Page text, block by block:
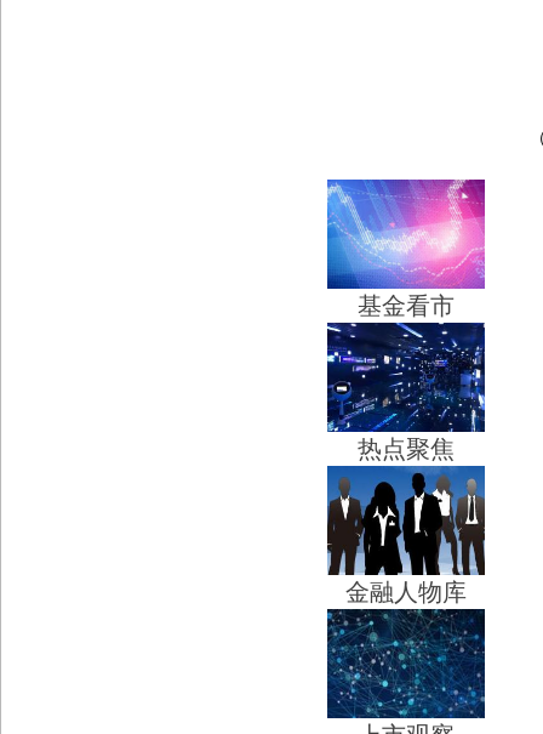
基金看市
热点聚焦
金融人物库